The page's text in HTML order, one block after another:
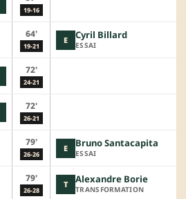
19-16
64'
19-21
E Cyril Billard
ESSAI
72'
24-21
72'
26-21
79'
26-26
E Bruno Santacapita
ESSAI
79'
26-28
T Alexandre Borie
TRANSFORMATION